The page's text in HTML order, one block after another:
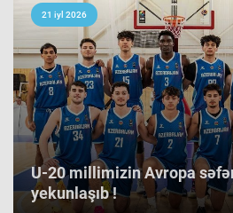
21 iyl 2026
​U-20 millimizin Avropa
yekunlaşıb !